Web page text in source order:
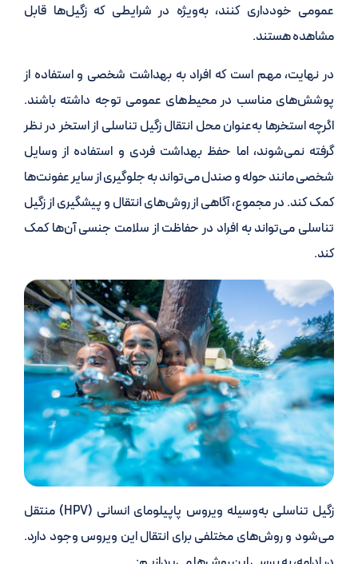
عمومی خودداری کنند، به‌ویژه در شرایطی که زگیل‌ها قابل
مشاهده هستند.
در نهایت، مهم است که افراد به بهداشت شخصی و استفاده از
پوشش‌های مناسب در محیط‌های عمومی توجه داشته باشند.
اگرچه استخرها به‌عنوان محل انتقال زگیل تناسلی از استخر در نظر
گرفته نمی‌شوند، اما حفظ بهداشت فردی و استفاده از وسایل
شخصی مانند حوله و صندل می‌تواند به جلوگیری از سایر عفونت‌ها
کمک کند. در مجموع، آگاهی از روش‌های انتقال و پیشگیری از زگیل
تناسلی می‌تواند به افراد در حفاظت از سلامت جنسی آن‌ها کمک
کند.
زگیل تناسلی به‌وسیله ویروس پاپیلومای انسانی (HPV) منتقل
می‌شود و روش‌های مختلفی برای انتقال این ویروس وجود دارد.